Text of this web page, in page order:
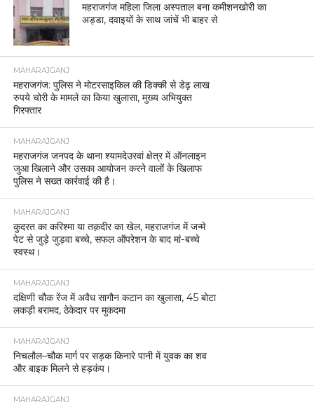
महराजगंज महिला जिला अस्पताल बना कमीशनखोरी का
अड्डा, दवाइयों के साथ जांचें भी बाहर से
MAHARAJGANJ
महराजगंज: पुलिस ने मोटरसाइकिल की डिक्की से डेढ़ लाख
रुपये चोरी के मामले का किया खुलासा, मुख्य अभियुक्त
गिरफ्तार
MAHARAJGANJ
महराजगंज जनपद के थाना श्यामदेउरवां क्षेत्र में ऑनलाइन
जुआ खिलाने और उसका आयोजन करने वालों के खिलाफ
पुलिस ने सख्त कार्रवाई की है।
MAHARAJGANJ
कुदरत का करिश्मा या तक़दीर का खेल, महराजगंज में जन्मे
पेट से जुड़े जुड़वा बच्चे, सफल ऑपरेशन के बाद मां-बच्चे
स्वस्थ।
MAHARAJGANJ
दक्षिणी चौक रेंज में अवैध सागौन कटान का खुलासा, 45 बोटा
लकड़ी बरामद, ठेकेदार पर मुकदमा
MAHARAJGANJ
निचलौल–चौक मार्ग पर सड़क किनारे पानी में युवक का शव
और बाइक मिलने से हड़कंप।
MAHARAJGANJ